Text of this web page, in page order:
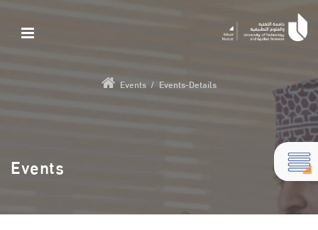
Events / Events-Details
Events